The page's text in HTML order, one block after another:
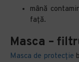
mână
față.
Masca –
Masca de protecție